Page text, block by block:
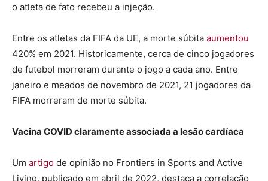
o atleta de fato recebeu a injeção.
Entre os atletas da FIFA da UE, a morte súbita aumentou
420% em 2021. Historicamente, cerca de cinco jogadores
de futebol morreram durante o jogo a cada ano. Entre
janeiro e meados de novembro de 2021, 21 jogadores da
FIFA morreram de morte súbita.
Vacina COVID claramente associada a lesão cardíaca
Um artigo de opinião no Frontiers in Sports and Active
Living, publicado em abril de 2022, destaca a correlação